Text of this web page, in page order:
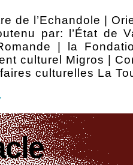
de l’Echandole |
par: l’État de
| la
culturel Migros |
culturelles La